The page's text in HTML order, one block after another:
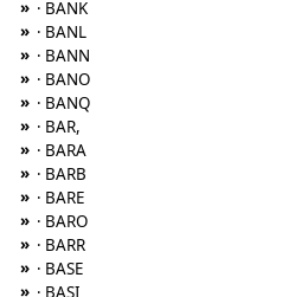
» · BANK
» · BANL
» · BANN
» · BANO
» · BANQ
» · BAR,
» · BARA
» · BARB
» · BARE
» · BARO
» · BARR
» · BASE
» · BASI